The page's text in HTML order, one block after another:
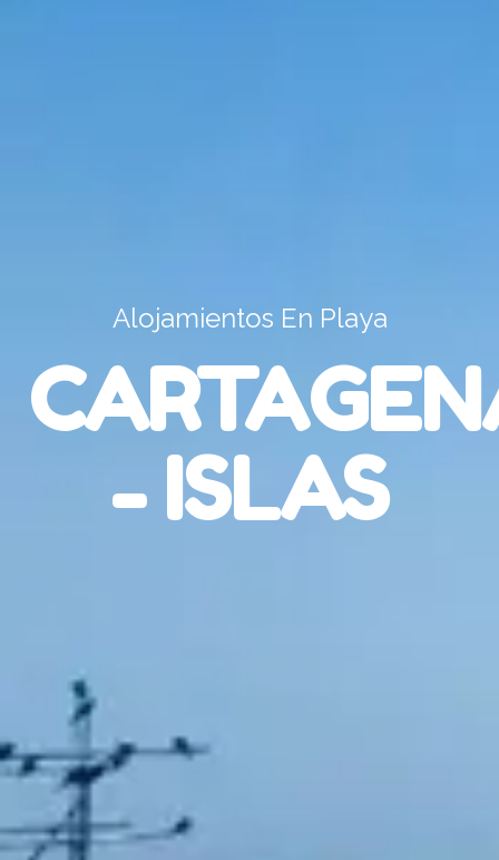
Alojamientos En Playa
- ISLAS